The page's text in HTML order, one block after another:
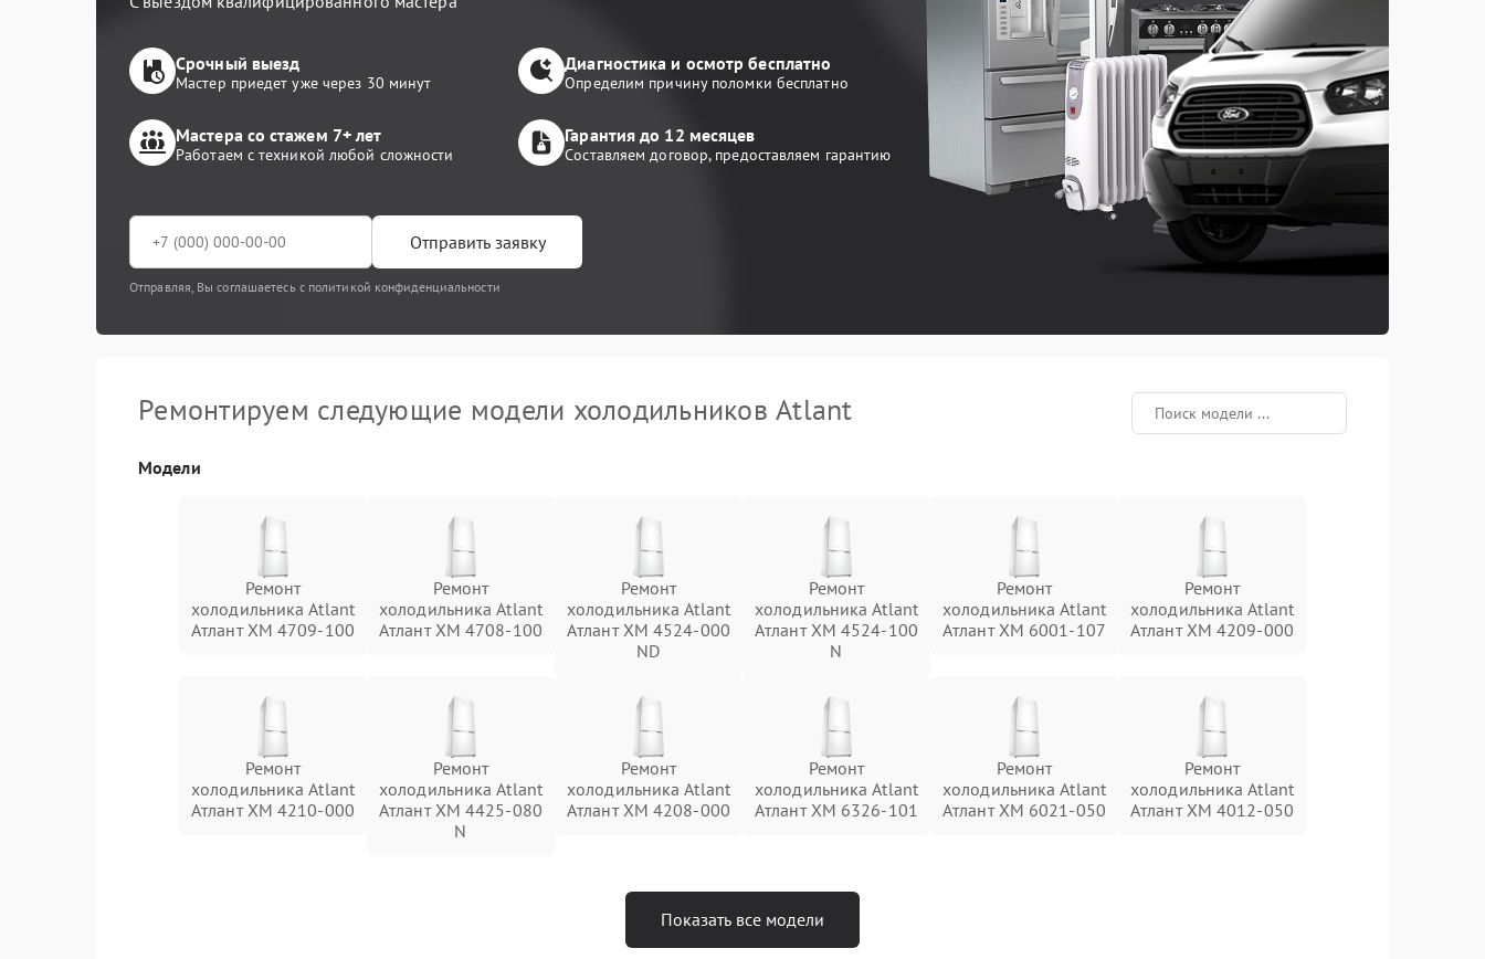
Срочный выезд
Мастер приедет уже через 30 минут
Диагностика и осмотр бесплатно
Определим причину поломки бесплатно
Мастера со стажем 7+ лет
Работаем с техникой любой сложности
Гарантия до 12 месяцев
Составляем договор, предоставляем гарантию
Отправить заявку
Отправляя, Вы соглашаетесь с политикой конфиденциальности
Ремонтируем следующие модели холодильников Atlant
Модели
Ремонт
холодильника Atlant
Атлант XM 4709-100
Ремонт
холодильника Atlant
Атлант XM 4708-100
Ремонт
холодильника Atlant
Атлант ХМ 4524-000
ND
Ремонт
холодильника Atlant
Атлант ХМ 4524-100
N
Ремонт
холодильника Atlant
Атлант ХМ 6001-107
Ремонт
холодильника Atlant
Атлант ХМ 4209-000
Ремонт
холодильника Atlant
Атлант ХМ 4210-000
Ремонт
холодильника Atlant
Атлант ХМ 4425-080
N
Ремонт
холодильника Atlant
Атлант ХМ 4208-000
Ремонт
холодильника Atlant
Атлант ХМ 6326-101
Ремонт
холодильника Atlant
Атлант ХМ 6021-050
Ремонт
холодильника Atlant
Атлант ХМ 4012-050
Показать все модели